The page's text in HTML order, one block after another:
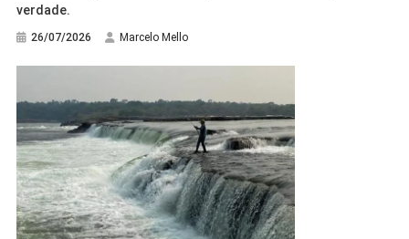
verdade.
26/07/2026 Marcelo Mello